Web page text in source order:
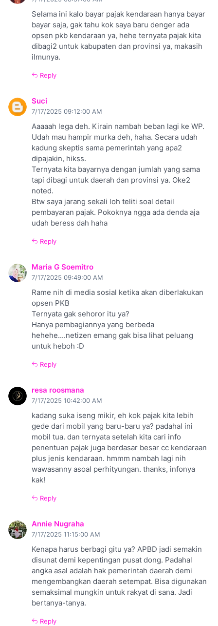
Selama ini kalo bayar pajak kendaraan hanya bayar
bayar saja, gak tahu kok saya baru denger ada
opsen pkb kendaraan ya, hehe ternyata pajak kita
dibagi2 untuk kabupaten dan provinsi ya, makasih
ilmunya.
Reply
Suci
7/17/2025 09:12:00 AM
Aaaaah lega deh. Kirain nambah beban lagi ke WP.
Udah mau hampir murka deh, haha. Secara udah
kadung skeptis sama pemerintah yang apa2
dipajakin, hikss.
Ternyata kita bayarnya dengan jumlah yang sama
tapi dibagi untuk daerah dan provinsi ya. Oke2
noted.
Btw saya jarang sekali loh teliti soal detail
pembayaran pajak. Pokoknya ngga ada denda aja
udah beress dah haha
Reply
Maria G Soemitro
7/17/2025 09:49:00 AM
Rame nih di media sosial ketika akan diberlakukan
opsen PKB
Ternyata gak sehoror itu ya?
Hanya pembagiannya yang berbeda
hehehe....netizen emang gak bisa lihat peluang
untuk heboh :D
Reply
resa roosmana
7/17/2025 10:42:00 AM
kadang suka iseng mikir, eh kok pajak kita lebih
gede dari mobil yang baru-baru ya? padahal ini
mobil tua. dan ternyata setelah kita cari info
penentuan pajak juga berdasar besar cc kendaraan
plus jenis kendaraan. hmmm nambah lagi nih
wawasanny asoal perhityungan. thanks, infonya
kak!
Reply
Annie Nugraha
7/17/2025 11:15:00 AM
Kenapa harus berbagi gitu ya? APBD jadi semakin
disunat demi kepentingan pusat dong. Padahal
angka asal adalah hak pemerintah daerah demi
mengembangkan daerah setempat. Bisa digunakan
semaksimal mungkin untuk rakyat di sana. Jadi
bertanya-tanya.
Reply